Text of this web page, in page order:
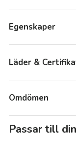
Egenskaper
Läder &
Omdömen
Passar till